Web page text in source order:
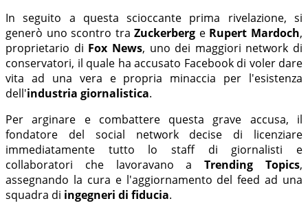
In seguito a questa scioccante prima rivelazione, si
generò uno scontro traZuckerberg e Rupert Mardoch,
proprietario di Fox News, uno dei maggiori network di
conservatori, il quale ha accusato Facebook di voler dare
vita ad una vera e propria minaccia per l'esistenza
dell'industria giornalistica.
Per arginare e combattere questa grave accusa, il
fondatore del social network decise di licenziare
immediatamente tutto lo staff di giornalisti e
collaboratori che lavoravano aTrending Topics,
assegnando la cura e l'aggiornamento del feed ad una
squadra di ingegneri di fiducia.